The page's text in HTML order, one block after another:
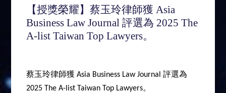
【授獎榮耀】蔡玉玲律師獲 Asia
Business Law Journal 評選為 2025 The
A-list Taiwan Top Lawyers。
蔡玉玲律師獲 Asia Business Law Journal評選為
2025 The A-list Taiwan Top Lawyers。